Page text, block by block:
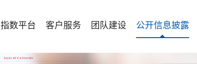
指数平台 客户服务 团队建设 公开信息披露